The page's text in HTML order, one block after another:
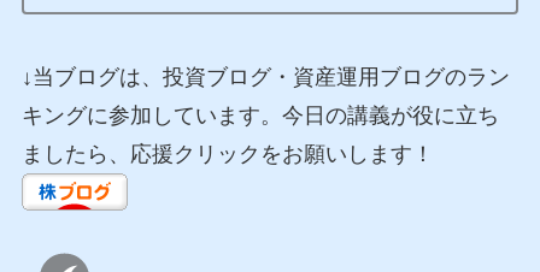
↓当ブログは、投資ブログ・資産運用ブログのラン
キングに参加しています。今日の講義が役に立ち
ましたら、応援クリックをお願いします！